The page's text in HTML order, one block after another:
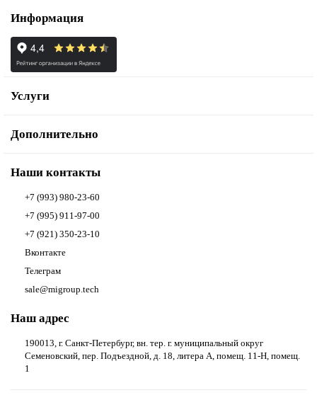
Информация
Услуги
Дополнительно
Наши контакты
+7 (993) 980-23-60
+7 (995) 911-97-00
+7 (921) 350-23-10
Вконтакте
Телеграм
sale@migroup.tech
Наш адрес
190013, г. Санкт-Петербург, вн. тер. г. муниципальный округ
Семеновский, пер. Подъездной, д. 18, литера А, помещ. 11-Н, помещ.
1